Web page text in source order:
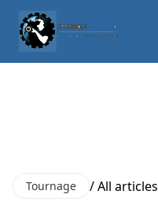
Tournage / All articles